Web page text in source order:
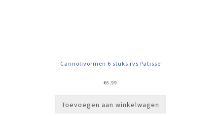
Cannolivormen 6 stuks rvs Patisse
€6,99
Toevoegen aan winkelwagen